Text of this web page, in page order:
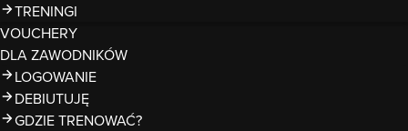
TRENINGI
VOUCHERY
DLA ZAWODNIKÓW
LOGOWANIE
DEBIUTUJĘ
GDZIE TRENOWAĆ?